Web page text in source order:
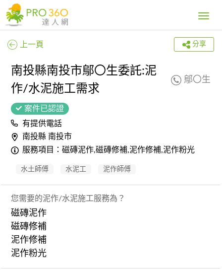
Toggle
上一頁 分享
南投縣南投市鄔〇生委託:泥
作/水泥施工需求
鄔〇生
案件已認證
有提供電話
南投縣 南投市
服務項目：磁磚泥作,磁磚修補,泥作修補,泥作粉光
水土師傅 水泥工 泥作師傅
您需要的泥作/水泥施工服務為？
磁磚泥作
磁磚修補
泥作修補
泥作粉光